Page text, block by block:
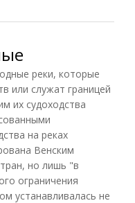
реки, которые
или служат границей
их судоходства
на реках
Венским
но лишь "в
ограничения
устанавливалась не